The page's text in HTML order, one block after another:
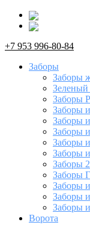
+7 953 996-80-84
Заборы
Заборы
Зеленый
Заборы
Заборы
Заборы
Заборы
Заборы
Заборы
Заборы
Заборы
Заборы
Заборы
Заборы
Ворота